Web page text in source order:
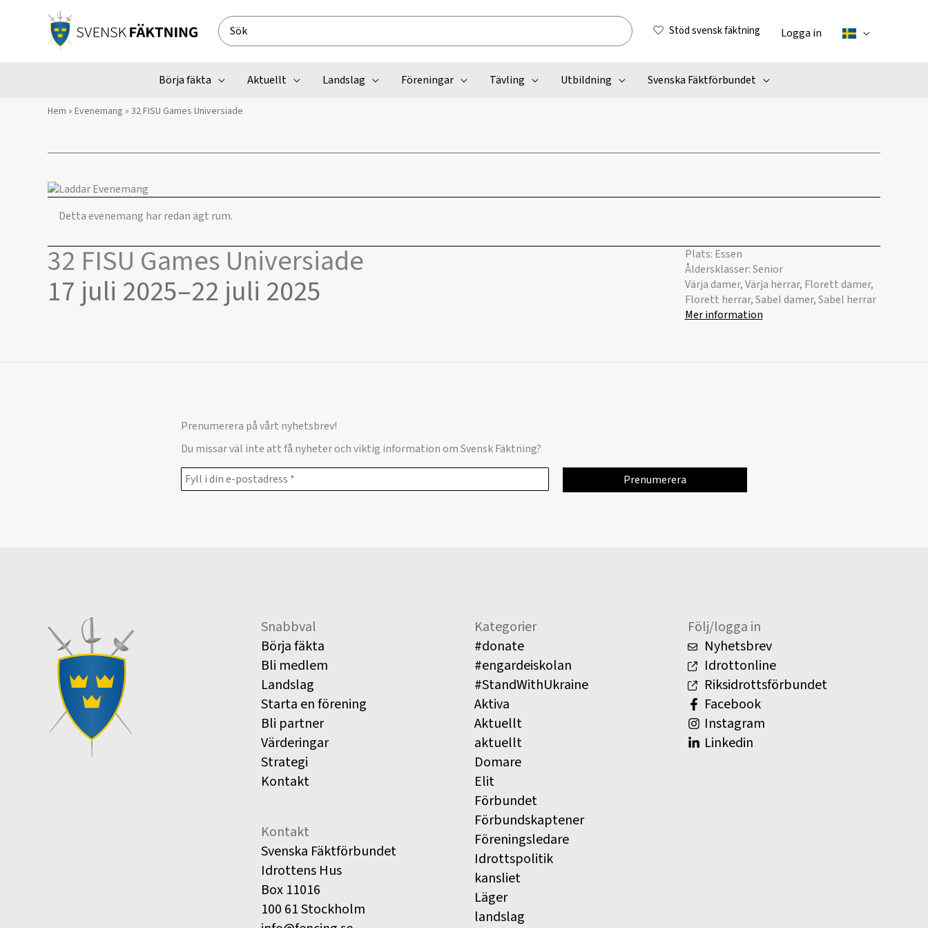
Search
for:
Stöd svensk fäktning Logga in
Börja fäkta Aktuellt Landslag Föreningar Tävling Utbildning Svenska Fäktförbundet
Hem » Evenemang » 32 FISU Games Universiade
Detta evenemang har redan ägt rum.
32 FISU Games Universiade
17 juli 2025–22 juli 2025
Plats: Essen
Åldersklasser: Senior
Värja damer, Värja herrar, Florett damer,
Florett herrar, Sabel damer, Sabel herrar
Mer information
Prenumerera på vårt nyhetsbrev!
Du missar väl inte att få nyheter och viktig information om Svensk Fäktning?
Snabbval
Börja fäkta
Bli medlem
Landslag
Starta en förening
Bli partner
Värderingar
Strategi
Kontakt
Kontakt
Svenska Fäktförbundet
Idrottens Hus
Box 11016
100 61 Stockholm
Kategorier
#donate
#engardeiskolan
#StandWithUkraine
Aktiva
Aktuellt
aktuellt
Domare
Elit
Förbundet
Förbundskaptener
Föreningsledare
Idrottspolitik
kansliet
Läger
landslag
Följ/logga in
Nyhetsbrev
Idrottonline
Riksidrottsförbundet
Facebook
Instagram
Linkedin